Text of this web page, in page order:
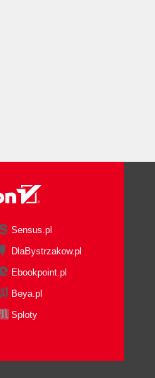
Sensus.pl
DlaBystrzakow.pl
Ebookpoint.pl
Beya.pl
Sploty